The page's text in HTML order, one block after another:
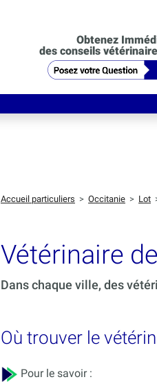
Obtenez
des conseils
Accueil particuliers > Occitanie > Lot
Vétérinaire
Dans chaque ville, des
Où trouver le
Pour le savoir :